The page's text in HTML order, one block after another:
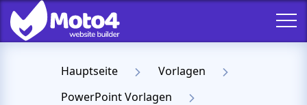
Hauptseite
Vorlagen
PowerPoint Vorlagen